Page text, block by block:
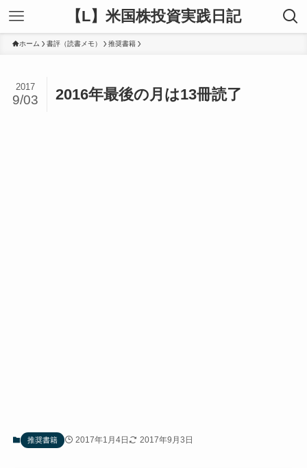
【L】米国株投資実践日記
ホーム 書評（読書メモ） 推奨書籍
2016年最後の月は13冊読了
2017
9/03
推奨書籍 2017年1月4日 2017年9月3日